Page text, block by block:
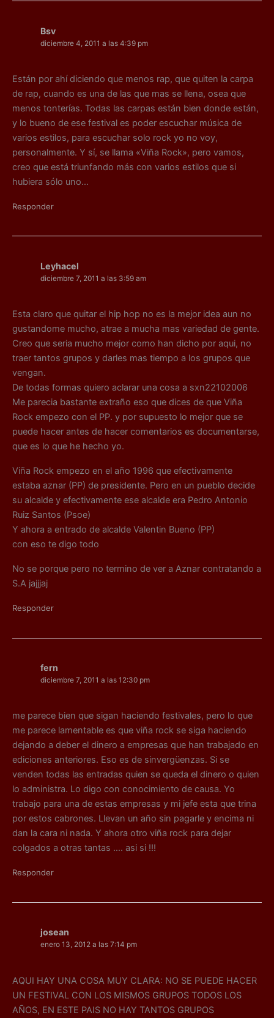
Bsv
diciembre 4, 2011 a las 4:39 pm
Están por ahí diciendo que menos rap, que quiten la carpa
de rap, cuando es una de las que mas se llena, osea que
menos tonterías. Todas las carpas están bien donde están,
y lo bueno de ese festival es poder escuchar música de
varios estilos, para escuchar solo rock yo no voy,
personalmente. Y sí, se llama «Viña Rock», pero vamos,
creo que está triunfando más con varios estilos que si
hubiera sólo uno…
Responder
Leyhacel
diciembre 7, 2011 a las 3:59 am
Esta claro que quitar el hip hop no es la mejor idea aun no
gustandome mucho, atrae a mucha mas variedad de gente.
Creo que seria mucho mejor como han dicho por aqui, no
traer tantos grupos y darles mas tiempo a los grupos que
vengan.
De todas formas quiero aclarar una cosa a sxn22102006
Me parecia bastante extraño eso que dices de que Viña
Rock empezo con el PP. y por supuesto lo mejor que se
puede hacer antes de hacer comentarios es documentarse,
que es lo que he hecho yo.
Viña Rock empezo en el año 1996 que efectivamente
estaba aznar (PP) de presidente. Pero en un pueblo decide
su alcalde y efectivamente ese alcalde era Pedro Antonio
Ruiz Santos (Psoe)
Y ahora a entrado de alcalde Valentin Bueno (PP)
con eso te digo todo
No se porque pero no termino de ver a Aznar contratando a
S.A jajjjaj
Responder
fern
diciembre 7, 2011 a las 12:30 pm
me parece bien que sigan haciendo festivales, pero lo que
me parece lamentable es que viña rock se siga haciendo
dejando a deber el dinero a empresas que han trabajado en
ediciones anteriores. Eso es de sinvergüenzas. Si se
venden todas las entradas quien se queda el dinero o quien
lo administra. Lo digo con conocimiento de causa. Yo
trabajo para una de estas empresas y mi jefe esta que trina
por estos cabrones. Llevan un año sin pagarle y encima ni
dan la cara ni nada. Y ahora otro viña rock para dejar
colgados a otras tantas …. asi si !!!
Responder
josean
enero 13, 2012 a las 7:14 pm
AQUI HAY UNA COSA MUY CLARA: NO SE PUEDE HACER
UN FESTIVAL CON LOS MISMOS GRUPOS TODOS LOS
AÑOS, EN ESTE PAIS NO HAY TANTOS GRUPOS